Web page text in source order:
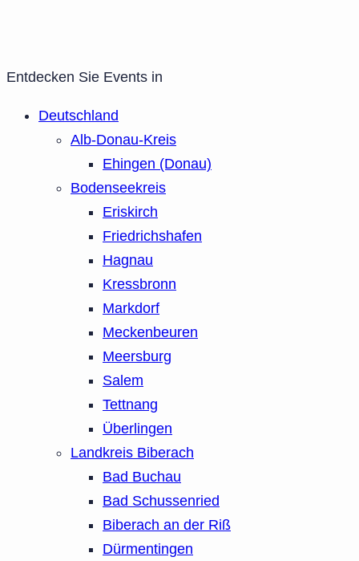
Entdecken Sie Events in
Deutschland
Alb-Donau-Kreis
Ehingen (Donau)
Bodenseekreis
Eriskirch
Friedrichshafen
Hagnau
Kressbronn
Markdorf
Meckenbeuren
Meersburg
Salem
Tettnang
Überlingen
Landkreis Biberach
Bad Buchau
Bad Schussenried
Biberach an der Riß
Dürmentingen